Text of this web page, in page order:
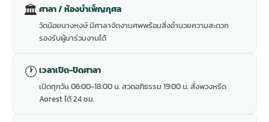
🏛 ศาลา / ห้องบำเพ็ญกุศล
วัดน้อยนางหงษ์ มีศาลาจัดงานศพพร้อมสิ่งอำนวยความสะดวก
รองรับผู้มาร่วมงานได้
🕐 เวลาเปิด-ปิดศาลา
เปิดทุกวัน 06:00-18:00 น. สวดอภิธรรม 19:00 น. สั่งพวงหรีด
Aorest ได้ 24 ชม.